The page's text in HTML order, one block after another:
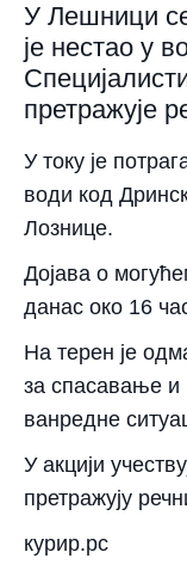
У Лешници
је нестао у
претражује
У току је
води код
Лознице.
Дојава о
данас око 16
На терен је
за спасавање
ванредне
У акцији
претражују
курир.рс